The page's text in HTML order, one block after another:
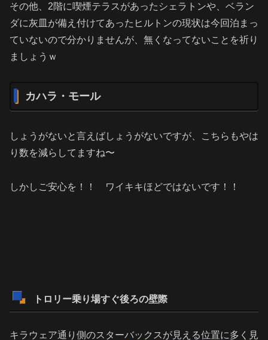
その他、2階に喫煙テラスがあったシェラトンや、ベラン
ダに灰皿が備え付けてあったヒルトンの現状は今回泊まっ
ていないので分かりませんが、無くなってないことを祈り
ましょうｗ
カハラ・モール
しょうがないと言えばしょうがないですが、こちらもやは
り数を減らしてますね〜
しかしご安心を！！ ワイキキほどではないです！！
トロリー乗り場すぐ後ろの壁際
キラウェア通り側のスターバックスが見える位置に多く見